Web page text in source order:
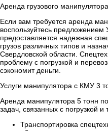
Аренда грузового
Если вам требуется аренда
воспользуйтесь
предоставляется надежная
грузов различных типов и
Свердловской области.
проблему с погрузкой и
сэкономит деньги.
Услуги манипулятора с КМУ 3
Аренда манипулятора 5 тонн
задач, связанных с погрузкой и
Транспортировка